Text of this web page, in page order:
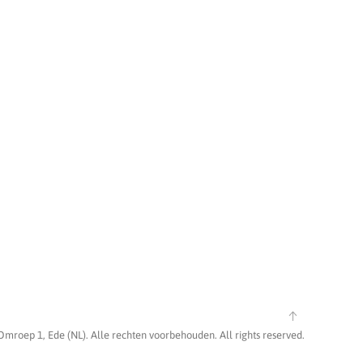
1, Ede (NL). Alle rechten voorbehouden. All rights reserved.